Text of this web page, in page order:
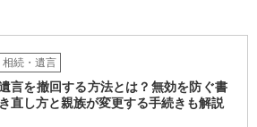
相続・遺言
言を撤回する方法とは？無効を防ぐ書
き直し方と親族が変更する手続きも解説